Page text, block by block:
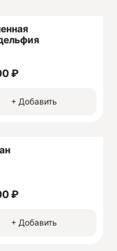
₽
+ Добавить
₽
+ Добавить